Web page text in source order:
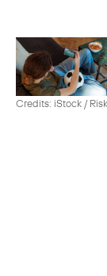
Credits: iStock /